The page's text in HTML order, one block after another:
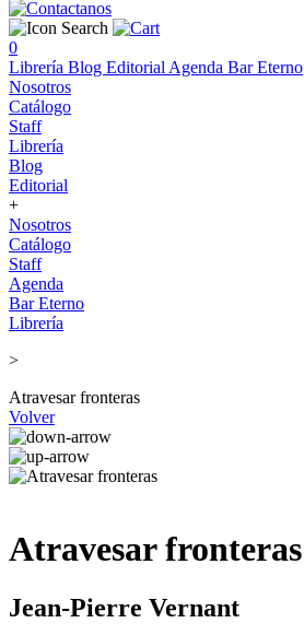
0
Librería Blog Editorial Agenda Bar Eterno
Nosotros
Catálogo
Staff
Librería
Blog
Editorial
+
Nosotros
Catálogo
Staff
Agenda
Bar Eterno
Librería
>
Atravesar fronteras
Volver
Atravesar fronteras
Jean-Pierre Vernant